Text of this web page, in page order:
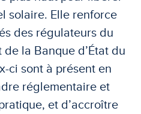
solaire. Elle renforce
des régulateurs du
la Banque d’État du
ci sont à présent en
réglementaire et
et d’accroître